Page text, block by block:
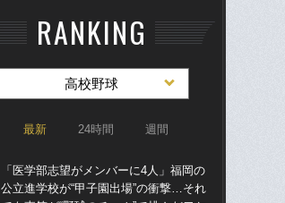
RANKING
高校野球
最新 24時間 週間
「医学部志望がメンバーに4人」福岡の
公立進学校が“甲子園出場”の衝撃…それ